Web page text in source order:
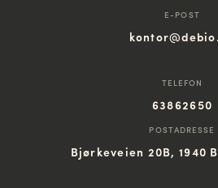
E-POST
TELEFON
63862650
POSTADRESSE
Bjørkeveien 20B, 1940